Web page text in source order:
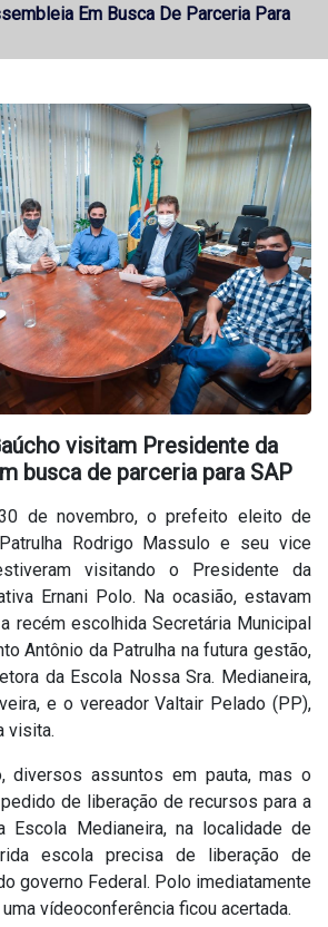
Em Busca De Parceria Para
visitam Presidente da
busca de parceria para SAP
de novembro, o prefeito eleito de
Rodrigo Massulo e seu vice
visitando o Presidente da
Ernani Polo. Na ocasião, estavam
recém escolhida Secretária Municipal
Antônio da Patrulha na futura gestão,
da Escola Nossa Sra. Medianeira,
e o vereador Valtair Pelado (PP),
visita.
diversos assuntos em pauta, mas o
de liberação de recursos para a
Escola Medianeira, na localidade de
escola precisa de liberação de
governo Federal. Polo imediatamente
vídeoconferência ficou acertada.